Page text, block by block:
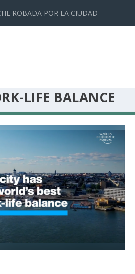
ROBADA POR LA CIUDAD
LIFE BALANCE